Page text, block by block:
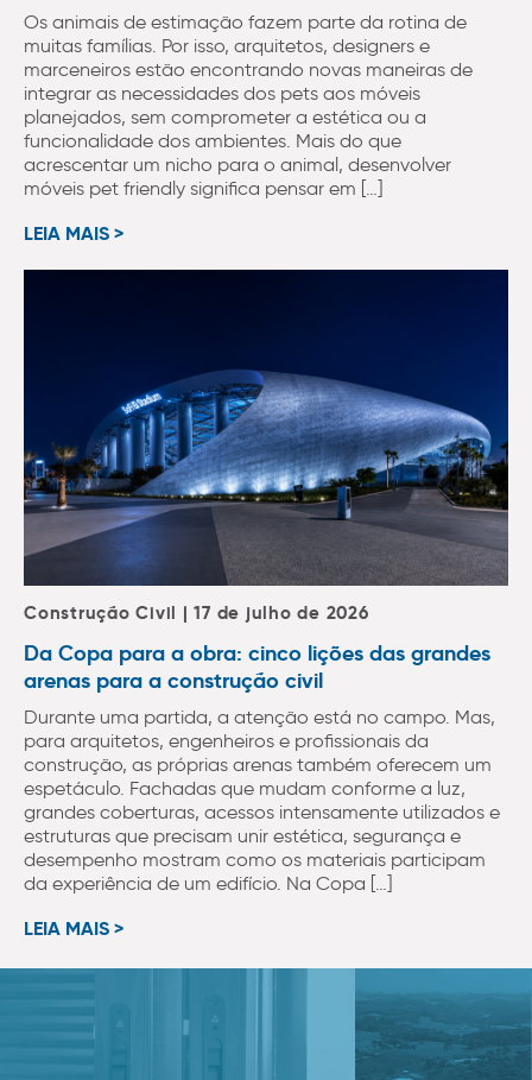
Os animais de estimação fazem parte da rotina de
muitas famílias. Por isso, arquitetos, designers e
marceneiros estão encontrando novas maneiras de
integrar as necessidades dos pets aos móveis
planejados, sem comprometer a estética ou a
funcionalidade dos ambientes. Mais do que
acrescentar um nicho para o animal, desenvolver
móveis pet friendly significa pensar em […]
LEIA MAIS >
Construção Civil | 17 de julho de 2026
Da Copa para a obra: cinco lições das grandes
arenas para a construção civil
Durante uma partida, a atenção está no campo. Mas,
para arquitetos, engenheiros e profissionais da
construção, as próprias arenas também oferecem um
espetáculo. Fachadas que mudam conforme a luz,
grandes coberturas, acessos intensamente utilizados e
estruturas que precisam unir estética, segurança e
desempenho mostram como os materiais participam
da experiência de um edifício. Na Copa […]
LEIA MAIS >